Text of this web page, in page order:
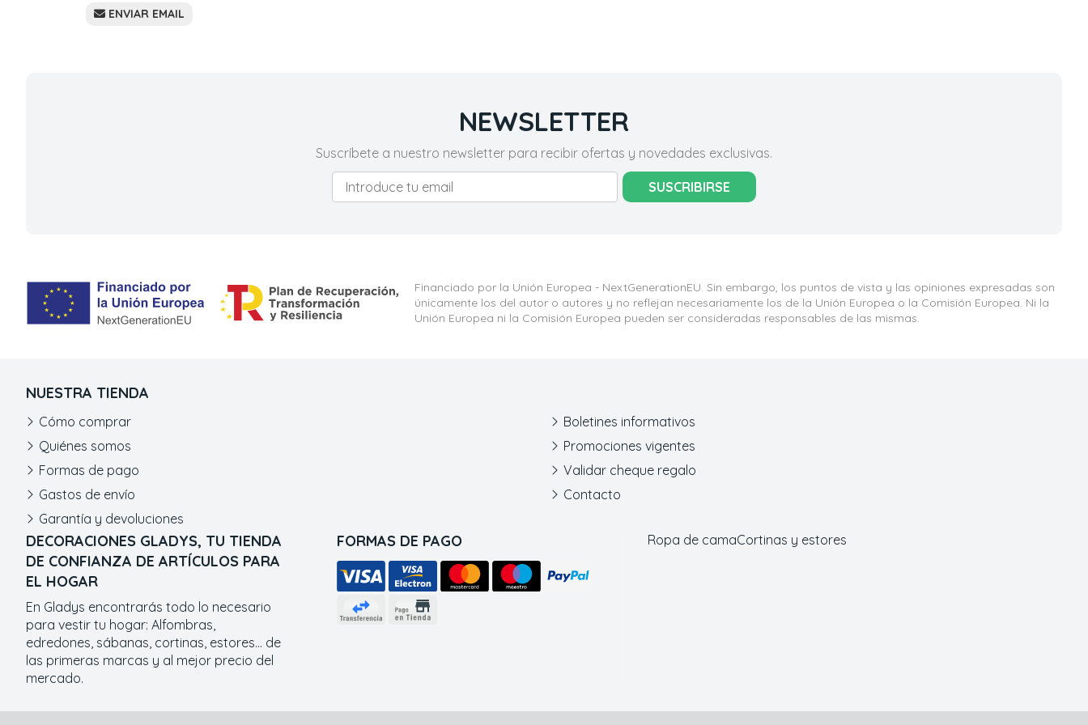
ENVIAR EMAIL
NEWSLETTER
Suscríbete a nuestro newsletter para recibir ofertas y novedades exclusivas.
SUSCRIBIRSE
Financiado por la Unión Europea - NextGenerationEU. Sin embargo, los puntos de vista y las opiniones expresadas son
únicamente los del autor o autores y no reflejan necesariamente los de la Unión Europea o la Comisión Europea. Ni la
Unión Europea ni la Comisión Europea pueden ser consideradas responsables de las mismas.
DECORACIONES GLADYS, TU TIENDA
DE CONFIANZA DE ARTÍCULOS PARA
EL HOGAR
En Gladys encontrarás todo lo necesario
para vestir tu hogar: Alfombras,
edredones, sábanas, cortinas, estores... de
las primeras marcas y al mejor precio del
mercado.
FORMAS DE PAGO
NUESTRA TIENDA
Cómo comprar
Quiénes somos
Formas de pago
Gastos de envío
Garantía y devoluciones
Boletines informativos
Promociones vigentes
Validar cheque regalo
Contacto
Ropa de camaCortinas y estores